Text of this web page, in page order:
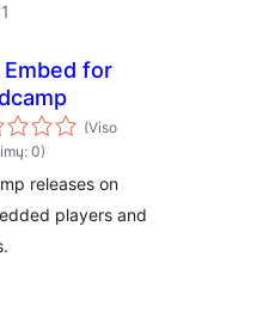
Embed for
(Viso
0)
releases on
players and